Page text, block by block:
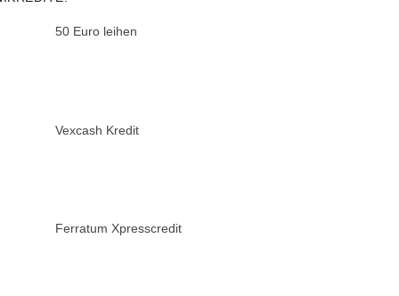
50 Euro leihen
Vexcash Kredit
Ferratum Xpresscredit